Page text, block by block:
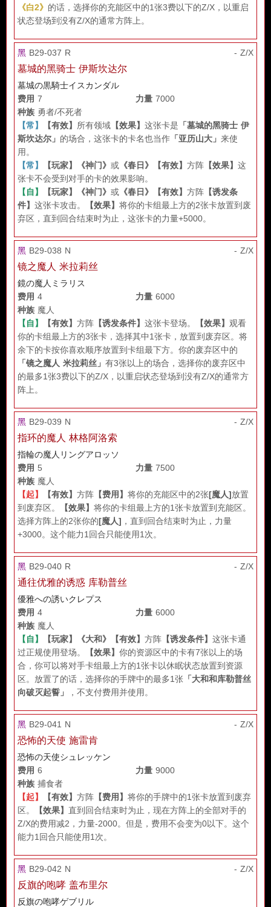
《白2》 的话，选择你的充能区中的1张3费以下的Z/X，以重启
状态登场到没有Z/X的通常方阵上。
黑 B29-037 R - Z/X
墓城的黑骑士 伊斯坎达尔
墓城の黒騎士イスカンダル
费用 7 力量 7000
种族 勇者/不死者
【常】
【有效】 所有领域 【效果】 这张卡是 「墓城的黑骑士 伊
斯坎达尔」 的场合，这张卡的卡名也当作 「亚历山大」 来使
用。
【常】
【玩家】 《神门》 或 《春日》 【有效】 方阵 【效果】 这
张卡不会受到对手的卡的效果影响。
【自】
【玩家】 《神门》 或 《春日》 【有效】 方阵 【诱发条
件】 这张卡攻击。 【效果】 将你的卡组最上方的2张卡放置到废
弃区，直到回合结束时为止，这张卡的力量+5000。
黑 B29-038 N - Z/X
镜之魔人 米拉莉丝
鏡の魔人ミラリス
费用 4 力量 6000
种族 魔人
【自】
【有效】 方阵 【诱发条件】 这张卡登场。 【效果】 观看
你的卡组最上方的3张卡，选择其中1张卡，放置到废弃区。将
余下的卡按你喜欢顺序放置到卡组最下方。你的废弃区中的
「镜之魔人 米拉莉丝」 有3张以上的场合，选择你的废弃区中
的最多1张3费以下的Z/X，以重启状态登场到没有Z/X的通常方
阵上。
黑 B29-039 N - Z/X
指环的魔人 林格阿洛索
指輪の魔人リングアロッソ
费用 5 力量 7500
种族 魔人
【起】
【有效】 方阵 【费用】 将你的充能区中的2张[魔人]放置
到废弃区。
【效果】 将你的卡组最上方的1张卡放置到充能区。
选择方阵上的2张你的[魔人] ，直到回合结束时为止，力量
+3000。这个能力1回合只能使用1次。
黑 B29-040 R - Z/X
通往优雅的诱惑 库勒普丝
優雅への誘いクレプス
费用 4 力量 6000
种族 魔人
【自】
【玩家】 《大和》 【有效】 方阵 【诱发条件】 这张卡通
过正规使用登场。
【效果】 你的资源区中的卡有7张以上的场
合，你可以将对手卡组最上方的1张卡以休眠状态放置到资源
区。放置了的话，选择你的手牌中的最多1张 「大和和库勒普丝
向破灭起誓」
，不支付费用并使用。
黑 B29-041 N - Z/X
恐怖的天使 施雷肯
恐怖の天使シュレッケン
费用 6 力量 9000
种族 捕食者
【起】
【有效】 方阵 【费用】 将你的手牌中的1张卡放置到废弃
区。
【效果】 直到回合结束时为止，现在方阵上的全部对手的
Z/X的费用减2，力量-2000。但是，费用不会变为0以下。这个
能力1回合只能使用1次。
黑 B29-042 N - Z/X
反旗的咆哮 盖布里尔
反旗の咆哮ゲブリル